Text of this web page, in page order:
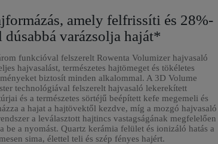
amely felfrissíti és 28%-
dúsabbá varázsolja haját*
funkcióval felszerelt Rowenta Volumizer hajvasaló
hajvasalást, természetes hajtömeget és tökéletes
biztosít minden alkalommal. A 3D Volume
technológiával felszerelt hajvasaló lekerekített
és a természetes sörtéjű beépített kefe megemeli és
a hajat a hajtövektől kezdve, míg a mozgó hajvasaló
a leválasztott hajtincs vastagságának megfelelően
be a nyomást. Quartz kerámia felület és ionizáló hatás a
sima, élettel teli és szép fényes hajért.